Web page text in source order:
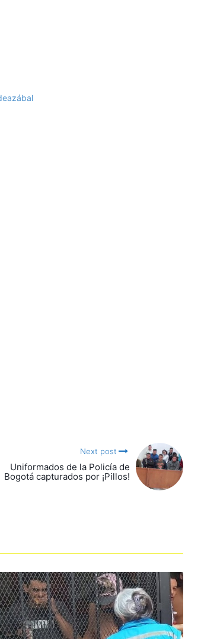
Next post
Uniformados de la Policía de
Bogotá capturados por ¡Pillos!